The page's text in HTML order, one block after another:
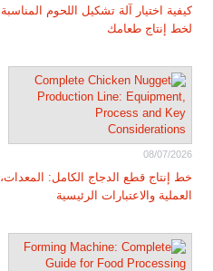
كيفية اختيار آلة تشكيل اللحوم المناسبة
لخط إنتاج طعامك
08/07/2026
خط إنتاج قطع الدجاج الكامل: المعدات،
العملية والاعتبارات الرئيسية